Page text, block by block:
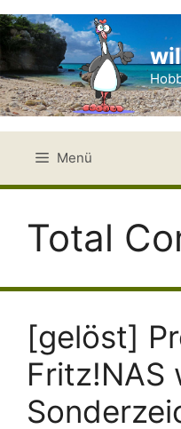
Zum
Inhalt
springen
Menü
Total
[gelöst]
Fritz!NAS